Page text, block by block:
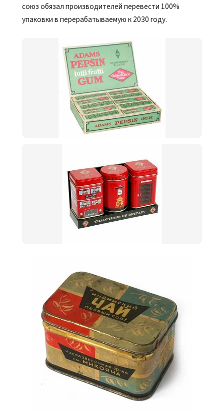
союз обязал производителей перевести 100%
упаковки в перерабатываемую к 2030 году.